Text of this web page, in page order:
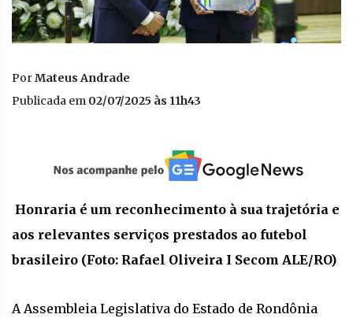
PorMateus Andrade
Publicada em 02/07/2025 às 11h43
Honraria é um reconhecimento à sua trajetória e
aos relevantes serviços prestados ao futebol
brasileiro (Foto: Rafael Oliveira I Secom ALE/RO)
A Assembleia Legislativa do Estado de Rondônia